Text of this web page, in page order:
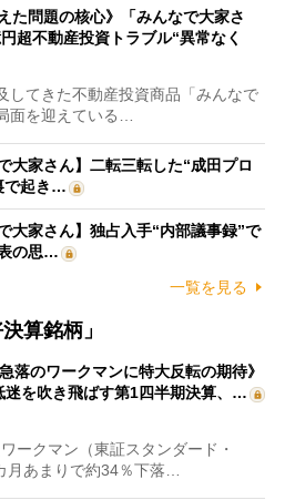
た問題の核心》「みんなで大家さ
超不動産投資トラブル“異常なく
てきた不動産投資商品「みんなで
面を迎えている…
大家さん】二転三転した“成田プロ
で起き…
大家さん】独占入手“内部議事録”で
の思…
一覧を見る
算銘柄」
落のワークマンに特大反転の期待》
迷を吹き飛ばす第1四半期決算、…
ークマン（東証スタンダード・
あまりで約34％下落…